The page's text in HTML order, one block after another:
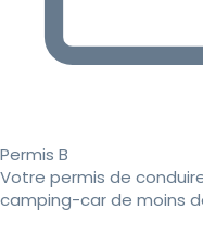
Permis B
Votre permis de
camping-car de moins